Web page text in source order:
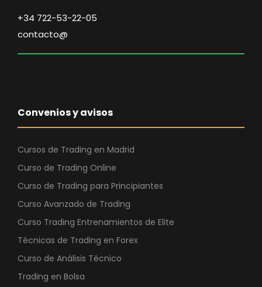
+34 722-53-22-05
contacto@
Convenios y avisos
Cursos de Trading en Madrid
Curso de Trading Online
Curso de Trading para Principiantes
Curso Avanzado de Trading
Curso Trading Entrenamientos de Elite
Técnicas de Trading en Forex
Curso de Análisis Técnico
Trading en Bolsa